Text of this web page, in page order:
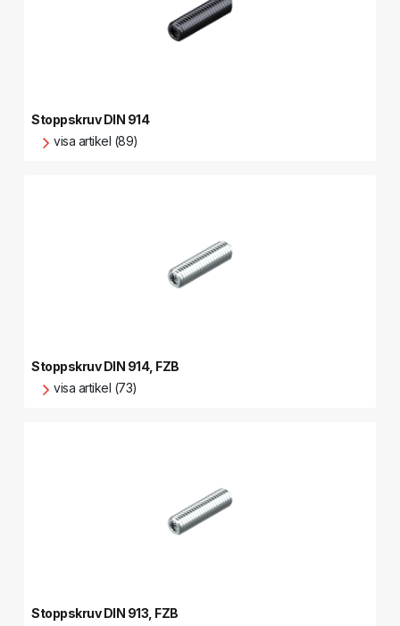
Stoppskruv DIN 914
visa artikel (89)
Stoppskruv DIN 914, FZB
visa artikel (73)
Stoppskruv DIN 913, FZB